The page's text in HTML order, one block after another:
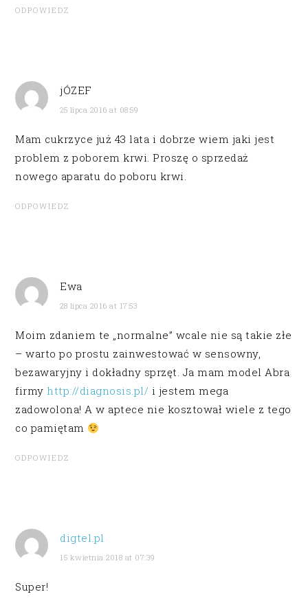
ODPOWIEDZ
jÓZEF
25 lipca 2016 at 08:59
Mam cukrzyce już 43 lata i dobrze wiem jaki jest
problem z poborem krwi. Proszę o sprzedaż
nowego aparatu do poboru krwi.
ODPOWIEDZ
Ewa
28 lipca 2016 at 17:53
Moim zdaniem te „normalne” wcale nie są takie złe
– warto po prostu zainwestować w sensowny,
bezawaryjny i dokładny sprzęt. Ja mam model Abra
firmy http://diagnosis.pl/ i jestem mega
zadowolona! A w aptece nie kosztował wiele z tego
co pamiętam
ODPOWIEDZ
digtel.pl
15 kwietnia 2018 at 07:39
Super!